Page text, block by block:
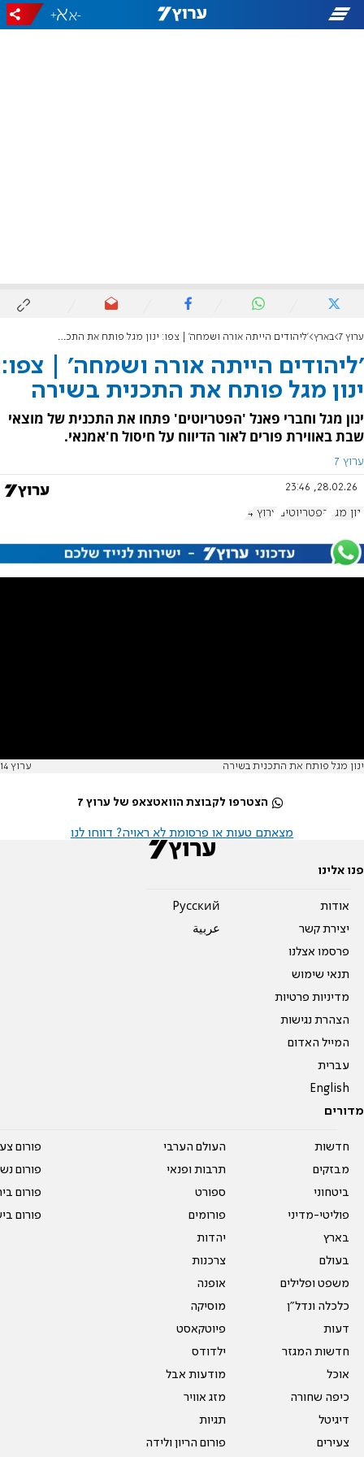
-
+
ערוץ 7 בארץ 'ליהודים הייתה אורה ושמחה' | צפו: ינון מגל פותח את התכנית בשירה
'ליהודים הייתה אורה ושמחה' | צפו:
ינון מגל פותח את התכנית בשירה
ינון מגל וחברי פאנל 'הפטריוטים' פתחו את התכנית של מוצאי
שבת באווירת פורים לאור הדיווח על חיסול ח'אמנאי.
ערוץ 7
28.02.26, 23:46
ינון מגל הפטריוטים ערוץ 14
ינון מגל פותח את התכנית בשירה ערוץ 14
הצטרפו לקבוצת הוואטצאפ של ערוץ 7
מצאתם טעות או פרסומת לא ראויה? דווחו לנו
פנו אלינו
אודות
יצירת קשר
פרסמו אצלנו
תנאי שימוש
מדיניות פרטיות
הצהרת נגישות
המייל האדום
עברית
English
Pусский
عربية
מדורים
חדשות
מבזקים
ביטחוני
פוליטי-מדיני
בארץ
בעולם
משפט ופלילים
כלכלה ונדל"ן
דעות
חדשות המגזר
אוכל
כיפה שחורה
דיגיטל
צעירים
העולם הערבי
תרבות ופנאי
ספורט
פורומים
יהדות
צרכנות
אופנה
מוסיקה
פיוטקאסט
ילדודס
מודעות אבל
מזג אוויר
תגיות
פורום הריון ולידה
פורום
פורום
פורום
פורום